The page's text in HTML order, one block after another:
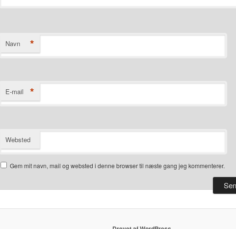
Navn *
E-mail *
Websted
Gem mit navn, mail og websted i denne browser til næste gang jeg kommenterer.